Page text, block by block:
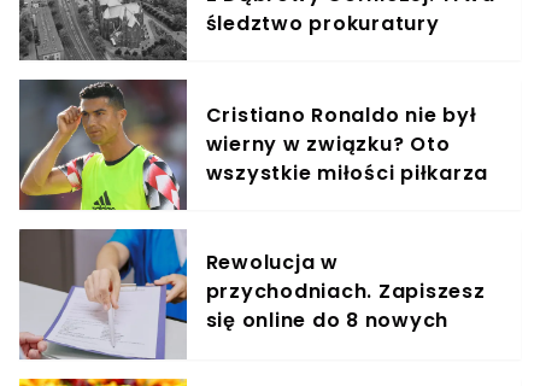
śledztwo prokuratury
Cristiano Ronaldo nie był
wierny w związku? Oto
wszystkie miłości piłkarza
Rewolucja w
przychodniach. Zapiszesz
się online do 8 nowych